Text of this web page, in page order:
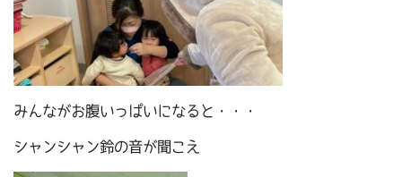
みんながお腹いっぱいになると・・・
シャンシャン鈴の音が聞こえ